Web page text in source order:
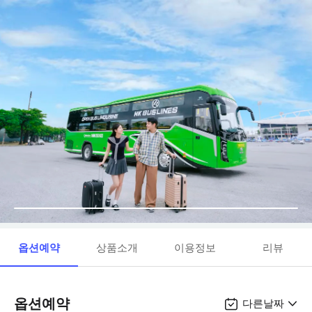
옵션예약 상품소개 이용정보 리뷰
옵션예약 다른날짜